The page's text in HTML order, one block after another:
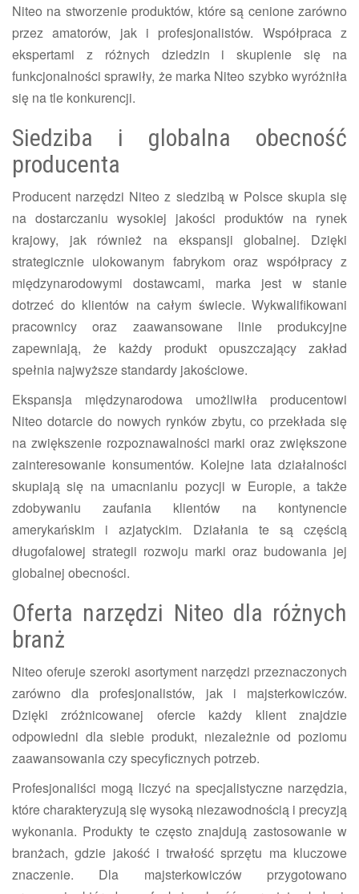
Niteo na stworzenie produktów, które są cenione zarówno
przez amatorów, jak i profesjonalistów. Współpraca z
ekspertami z różnych dziedzin i skupienie się na
funkcjonalności sprawiły, że marka Niteo szybko wyróżniła
się na tle konkurencji.
Siedziba i globalna obecność
producenta
Producent narzędzi Niteo z siedzibą w Polsce skupia się
na dostarczaniu wysokiej jakości produktów na rynek
krajowy, jak również na ekspansji globalnej. Dzięki
strategicznie ulokowanym fabrykom oraz współpracy z
międzynarodowymi dostawcami, marka jest w stanie
dotrzeć do klientów na całym świecie. Wykwalifikowani
pracownicy oraz zaawansowane linie produkcyjne
zapewniają, że każdy produkt opuszczający zakład
spełnia najwyższe standardy jakościowe.
Ekspansja międzynarodowa umożliwiła producentowi
Niteo dotarcie do nowych rynków zbytu, co przekłada się
na zwiększenie rozpoznawalności marki oraz zwiększone
zainteresowanie konsumentów. Kolejne lata działalności
skupiają się na umacnianiu pozycji w Europie, a także
zdobywaniu zaufania klientów na kontynencie
amerykańskim i azjatyckim. Działania te są częścią
długofalowej strategii rozwoju marki oraz budowania jej
globalnej obecności.
Oferta narzędzi Niteo dla różnych
branż
Niteo oferuje szeroki asortyment narzędzi przeznaczonych
zarówno dla profesjonalistów, jak i majsterkowiczów.
Dzięki zróżnicowanej ofercie każdy klient znajdzie
odpowiedni dla siebie produkt, niezależnie od poziomu
zaawansowania czy specyficznych potrzeb.
Profesjonaliści mogą liczyć na specjalistyczne narzędzia,
które charakteryzują się wysoką niezawodnością i precyzją
wykonania. Produkty te często znajdują zastosowanie w
branżach, gdzie jakość i trwałość sprzętu ma kluczowe
znaczenie. Dla majsterkowiczów przygotowano